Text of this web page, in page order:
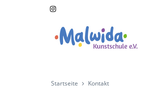
Startseite Kontakt